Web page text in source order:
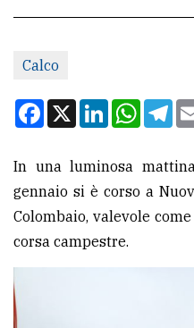
Scrivici
Per
la
pubblicità
CERCA
Calco
Facebook
X LinkedIn
In una luminosa
gennaio si è corso a
Colombaio, valevole
corsa campestre.